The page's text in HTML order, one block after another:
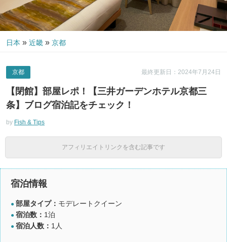
日本 » 近畿 » 京都
最終更新日：2024年7月24日
京都
【閉館】部屋レポ！【三井ガーデンホテル京都三
条】ブログ宿泊記をチェック！
by Fish & Tips
アフィリエイトリンクを含む記事です
宿泊情報
● 部屋タイプ： モデレートクイーン
● 宿泊数： 1泊
● 宿泊人数： 1人